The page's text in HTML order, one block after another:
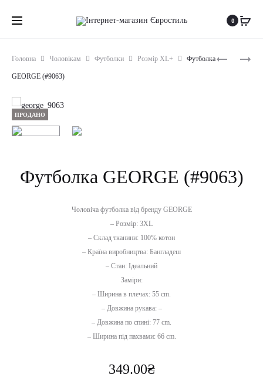
0
ШТАНИ
Головна Чоловікам Футболки Розмір XL+ Футболка
GEORGE (#9063)
ПРОДАНО
Футболка GEORGE (#9063)
Чоловіча футболка від бренду GEORGE
– Розмір: 3XL
– Склад тканини: 100% котон
– Країна виробництва: Бангладеш
– Стан: Ідеальний
Заміри:
– Ширина в плечах: 55 cm.
– Довжина рукава: –
– Довжина по спині: 77 cm.
– Ширина під пахвами: 66 cm.
349.00₴